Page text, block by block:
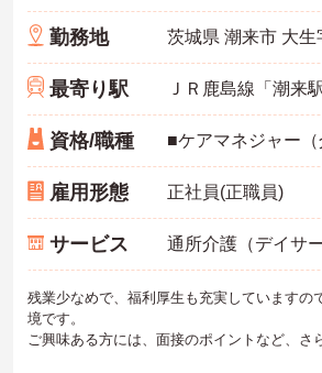
勤務地
最寄り駅
資格/職種
雇用形態 正社員(正職員)
サービス 通所介護（デイサー
残業少なめで、福利厚生も充実していますの
境です。
ご興味ある方には、面接のポイントなど、さ